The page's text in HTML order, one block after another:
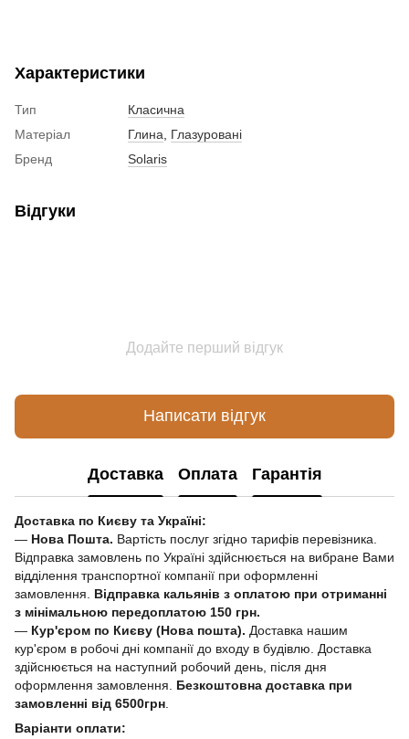
Характеристики
Тип
Класична
Матеріал
Глина
Глазуровані
Бренд
Solaris
Відгуки
Додайте перший відгук
Написати відгук
Доставка Оплата Гарантія
Доставка по Києву та Україні:
— Нова Пошта. Вартість послуг згідно тарифів перевізника.
Відправка замовлень по Україні здійснюється на вибране Вами
відділення транспортної компанії при оформленні
замовлення. Відправка кальянів з оплатою при отриманні
з мінімальною передоплатою 150 грн.
— Кур'єром по Києву (Нова пошта). Доставка нашим
кур'єром в робочі дні компанії до входу в будівлю. Доставка
здійснюється на наступний робочий день, після дня
оформлення замовлення.
Безкоштовна доставка при
замовленні від 6500грн
Варіанти оплати: